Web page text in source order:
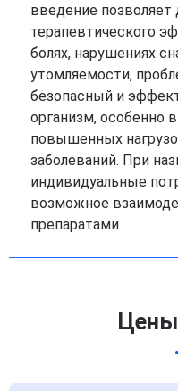
введение позволяет
терапевтического
болях, нарушениях
утомляемости,
безопасный и
организм, особенно
повышенных
заболеваний. При
индивидуальные
возможное
препаратами.
Цены